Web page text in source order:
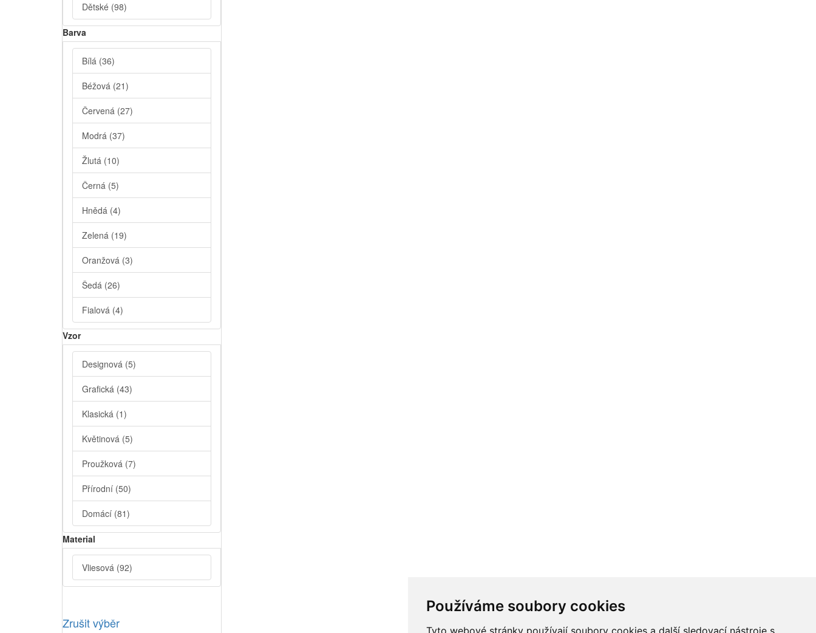
Používáme soubory cookies
Tyto webové stránky používají soubory cookies a další sledovací nástroje s
Dětské (98)
Barva
Bílá (36)
Béžová (21)
Červená (27)
Modrá (37)
Žlutá (10)
Černá (5)
Hnědá (4)
Zelená (19)
Oranžová (3)
Šedá (26)
Fialová (4)
Vzor
Designová (5)
Grafická (43)
Klasická (1)
Květinová (5)
Proužková (7)
Přírodní (50)
Domácí (81)
Material
Vliesová (92)
Zrušit výběr